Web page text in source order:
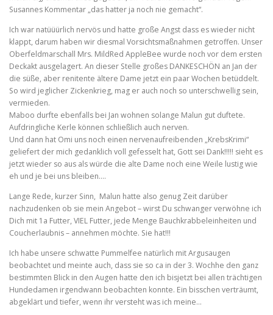
Susannes Kommentar „das hatter ja noch nie gemacht“.
Ich war natüüürlich nervös und hatte große Angst dass es wieder nicht
klappt, darum haben wir diesmal Vorsichtsmaßnahmen getroffen. Unser
Oberfeldmarschall Mrs. MildRed AppleBee wurde noch vor dem ersten
Deckakt ausgelagert. An dieser Stelle großes DANKESCHÖN an Jan der
die süße, aber renitente ältere Dame jetzt ein paar Wochen betüddelt.
So wird jeglicher Zickenkrieg, mag er auch noch so unterschwellig sein,
vermieden.
Maboo durfte ebenfalls bei Jan wohnen solange Malun gut duftete.
Aufdringliche Kerle können schließlich auch nerven.
Und dann hat Omi uns noch einen nervenaufreibenden „KrebsKrimi“
geliefert der mich gedanklich voll gefesselt hat, Gott sei Dank!!!!! sieht es
jetzt wieder so aus als würde die alte Dame noch eine Weile lustig wie
eh und je bei uns bleiben….
Lange Rede, kurzer Sinn, Malun hatte also genug Zeit darüber
nachzudenken ob sie mein Angebot – wirst Du schwanger verwöhne ich
Dich mit 1a Futter, VIEL Futter, jede Menge Bauchkrabbeleinheiten und
Coucherlaubnis – annehmen möchte. Sie hat!!!
Ich habe unsere schwatte Pummelfee natürlich mit Argusaugen
beobachtet und meinte auch, dass sie so ca in der 3. Wochhe den ganz
bestimmten Blick in den Augen hatte den ich bisjetzt bei allen trächtigen
Hundedamen irgendwann beobachten konnte. Ein bisschen verträumt,
abgeklärt und tiefer, wenn ihr versteht was ich meine…